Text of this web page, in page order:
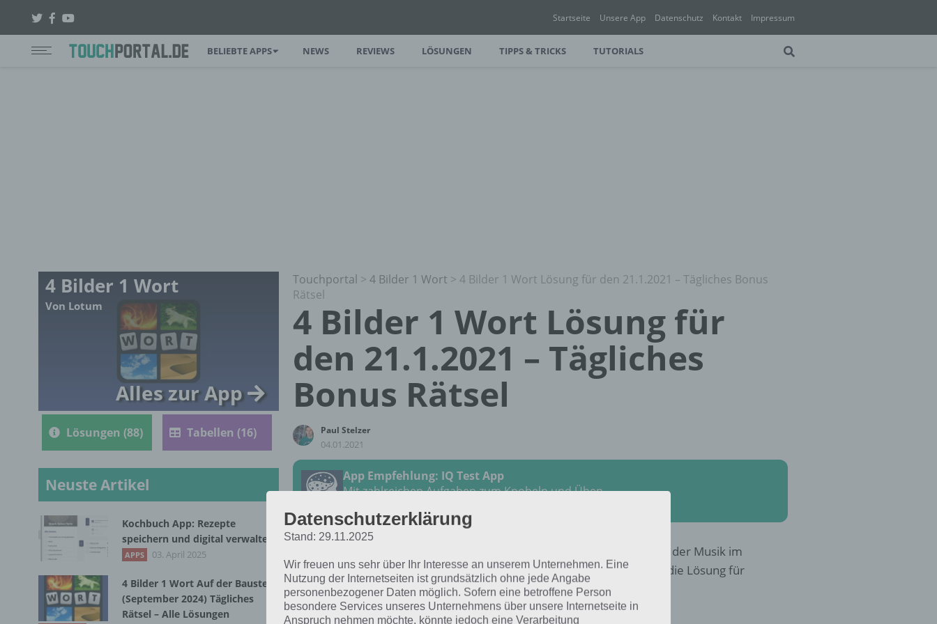
Startseite Unsere App Datenschutz Kontakt Impressum
BELIEBTE APPS NEWS REVIEWS LÖSUNGEN TIPPS & TRICKS TUTORIALS
Touchportal > 4 Bilder 1 Wort > 4 Bilder 1 Wort Lösung für den 21.1.2021 – Tägliches Bonus
Rätsel
4 Bilder 1 Wort Lösung für
den 21.1.2021 – Tägliches
Bonus Rätsel
Paul Stelzer
04.01.2021
App Empfehlung: IQ Test App
Mit zahlreichen Aufgaben zum Knobeln und Üben
Rätsel vom 21.1.2021 zu Die Welt der Musik im
Januar 2021 in 4 Bilder 1 Wort. Wenn du dort aktuell feststeckst, hier die Lösung für
dich:
4 Bilder 1 Wort
Von Lotum
Alles zur App
Lösungen (88) Tabellen (16)
Neuste Artikel
Kochbuch App: Rezepte
speichern und digital verwalten
APPS 03. April 2025
4 Bilder 1 Wort Auf der Baustelle
(September 2024) Tägliches
Rätsel – Alle Lösungen
Datenschutzerklärung
Stand: 29.11.2025
Wir freuen uns sehr über Ihr Interesse an unserem Unternehmen. Eine
Nutzung der Internetseiten ist grundsätzlich ohne jede Angabe
personenbezogener Daten möglich. Sofern eine betroffene Person
besondere Services unseres Unternehmens über unsere Internetseite in
Anspruch nehmen möchte, könnte jedoch eine Verarbeitung